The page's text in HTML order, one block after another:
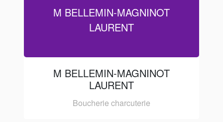
M BELLEMIN-MAGNINOT
LAURENT
M BELLEMIN-MAGNINOT
LAURENT
Boucherie charcuterie